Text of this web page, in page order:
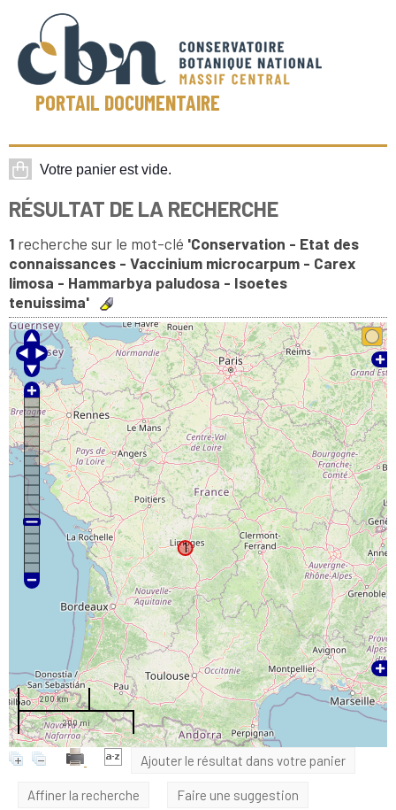
PORTAIL DOCUMENTAIRE
RÉSULTAT DE LA RECHERCHE
1 recherche sur le mot-clé 'Conservation - Etat des
connaissances - Vaccinium microcarpum - Carex
limosa - Hammarbya paludosa - Isoetes
tenuissima'
1
200 km
200 mi
Ajouter le résultat dans votre panier
Affiner la recherche Faire une suggestion